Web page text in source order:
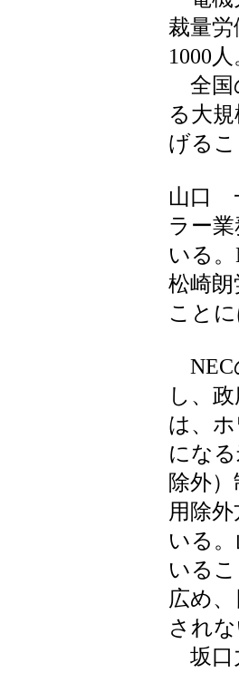
裁量
1000人
全国
る大
げる
山口
ラー
いる
松崎
ことに
NEC
し、
は、
にな
除外
用除
いる
いる
広め
され
坂口